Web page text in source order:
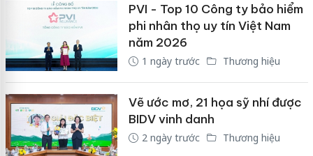
PVI - Top 10 Công ty bảo hiểm
phi nhân thọ uy tín Việt Nam
năm 2026
1 ngày trước Thương hiệu
Vẽ ước mơ, 21 họa sỹ nhí được
BIDV vinh danh
2 ngày trước Thương hiệu